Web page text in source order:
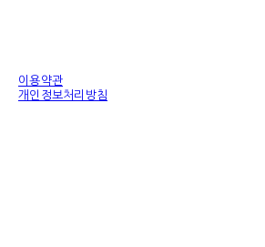
이용약관
개인정보처리방침